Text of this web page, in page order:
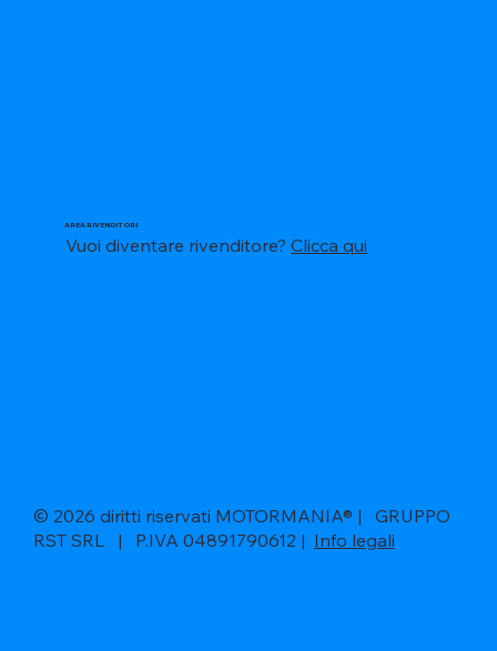
AREA RIVENDITORI
Vuoi diventare rivenditore?Clicca qui
© 2026 diritti riservati MOTORMANIA® | GRUPPO
RST SRL | P.IVA 04891790612 | Info legali